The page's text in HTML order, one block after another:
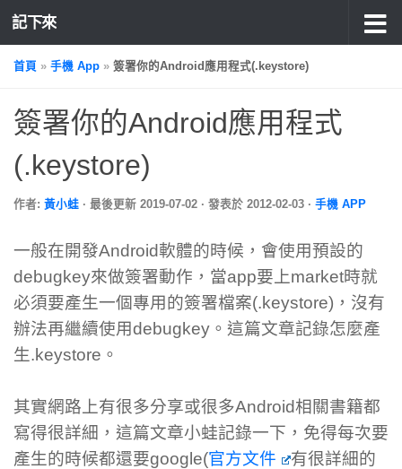
記下來
首頁 » 手機 App » 簽署你的Android應用程式(.keystore)
簽署你的Android應用程式
(.keystore)
作者: 黃小蛙 · 最後更新 2019-07-02 · 發表於 2012-02-03 · 手機 APP
一般在開發Android軟體的時候，會使用預設的
debugkey來做簽署動作，當app要上market時就
必須要產生一個專用的簽署檔案(.keystore)，沒有
辦法再繼續使用debugkey。這篇文章記錄怎麼產
生.keystore。
其實網路上有很多分享或很多Android相關書籍都
寫得很詳細，這篇文章小蛙記錄一下，免得每次要
產生的時候都還要google(官方文件
有很詳細的